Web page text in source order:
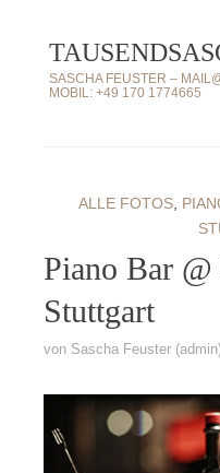
Inhalt
springen
SASCHA FEUSTER –
MOBIL: +49 170 1774665
ALLE FOTOS,
Piano Bar
Stuttgart
von Sascha Feuster